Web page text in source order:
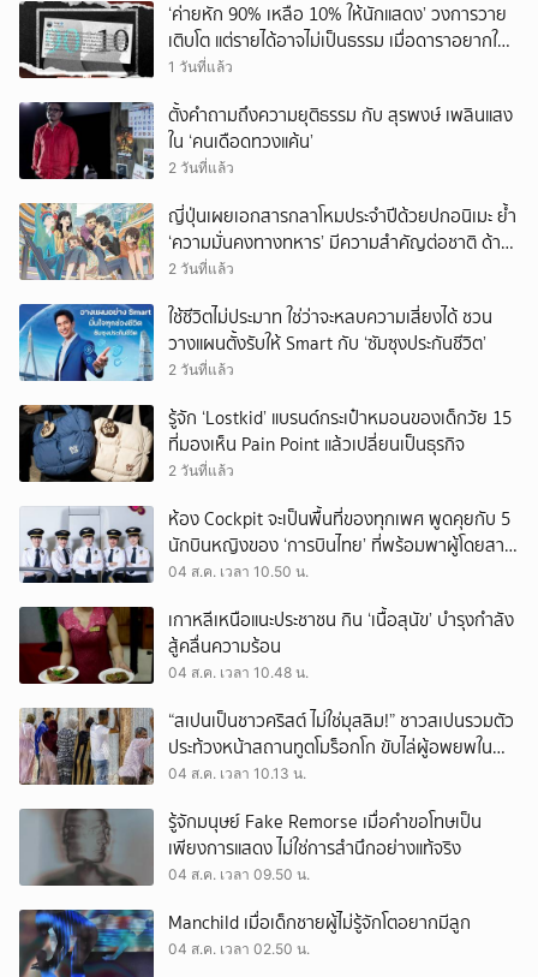
‘ค่ายหัก 90% เหลือ 10% ให้นักแสดง’ วงการวาย
เติบโต แต่รายได้อาจไม่เป็นธรรม เมื่อดาราอยากให้มี
‘สัญญามาตรฐาน’
1 วันที่แล้ว
ตั้งคำถามถึงความยุติธรรม กับ สุรพงษ์ เพลินแสง
ใน ‘คนเดือดทวงแค้น’
2 วันที่แล้ว
ญี่ปุ่นเผยเอกสารกลาโหมประจำปีด้วยปกอนิเมะ ย้ำ
‘ความมั่นคงทางทหาร’ มีความสำคัญต่อชาติ ด้าน
จีนเตือน ขออย่าซ้ำรอยประวัติศาสตร์
2 วันที่แล้ว
ใช้ชีวิตไม่ประมาท ใช่ว่าจะหลบความเสี่ยงได้ ชวน
วางแผนตั้งรับให้ Smart กับ ‘ซัมซุงประกันชีวิต’
2 วันที่แล้ว
รู้จัก ‘Lostkid’ แบรนด์กระเป๋าหมอนของเด็กวัย 15
ที่มองเห็น Pain Point แล้วเปลี่ยนเป็นธุรกิจ
2 วันที่แล้ว
ห้อง Cockpit จะเป็นพื้นที่ของทุกเพศ พูดคุยกับ 5
นักบินหญิงของ ‘การบินไทย’ ที่พร้อมพาผู้โดยสาร
บินไปทั่วโลก
04 ส.ค. เวลา 10.50 น.
เกาหลีเหนือแนะประชาชน กิน ‘เนื้อสุนัข’ บำรุงกำลัง
สู้คลื่นความร้อน
04 ส.ค. เวลา 10.48 น.
“สเปนเป็นชาวคริสต์ ไม่ใช่มุสลิม!” ชาวสเปนรวมตัว
ประท้วงหน้าสถานทูตโมร็อกโก ขับไล่ผู้อพยพใน
เมืองเซวตาออกนอกประเทศ
04 ส.ค. เวลา 10.13 น.
รู้จักมนุษย์ Fake Remorse เมื่อคำขอโทษเป็น
เพียงการแสดง ไม่ใช่การสำนึกอย่างแท้จริง
04 ส.ค. เวลา 09.50 น.
Manchild เมื่อเด็กชายผู้ไม่รู้จักโตอยากมีลูก
04 ส.ค. เวลา 02.50 น.